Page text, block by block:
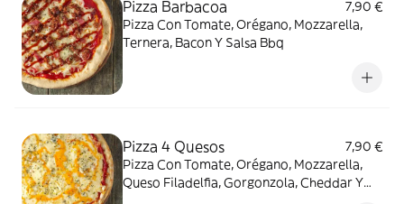
Pizza Barbacoa
7,90 €
Pizza Con Tomate, Orégano, Mozzarella,
Ternera, Bacon Y Salsa Bbq
Pizza 4 Quesos
7,90 €
Pizza Con Tomate, Orégano, Mozzarella,
Queso Filadelfia, Gorgonzola, Cheddar Y